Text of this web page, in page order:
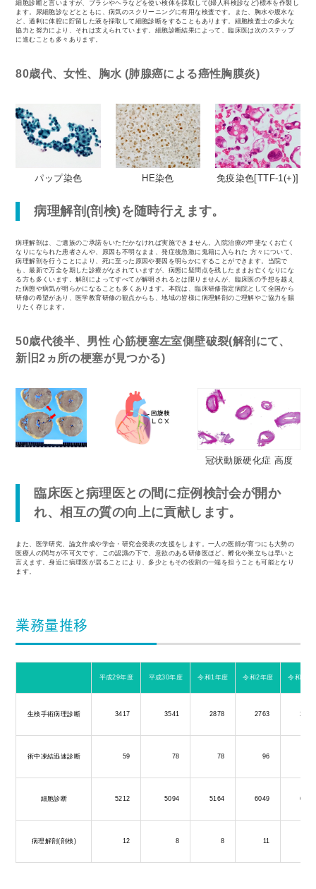
細胞診断と言いますが、ブラシやヘラなどを使い検体を採取して(婦人科検診など)標本を作製し
ます。尿細胞診などとともに、病気のスクリーニングに有用な検査です。また、胸水や腹水な
ど、過剰に体腔に貯留した液を採取して細胞診断をすることもあります。細胞検査士の多大な
協力と努力により、それは支えられています。細胞診断結果によって、臨床医は次のステップ
に進むことも多々あります。
80歳代、女性、胸水 (肺腺癌による癌性胸膜炎)
パップ染色 HE染色 免疫染色[TTF-1(+)]
病理解剖(剖検)を随時行えます。
病理解剖は、ご遺族のご承諾をいただかなければ実施できません。入院治療の甲斐なくお亡く
なりになられた患者さんや、原因も不明なまま、発症後急激に⻤籍に入られた 方々について、
病理解剖を行うことにより、死に至った原因や要因を明らかにすることができます。当院で
も、最新で万全を期した診療がなされていますが、病態に疑問点を残したままお亡くなりにな
る方も多くいます。解剖によってすべてが解明されるとは限りませんが、臨床医の予想を越え
た病態や病気が明らかになることも多くあります。本院は、臨床研修指定病院として全国から
研修の希望があり、医学教育研修の観点からも、地域の皆様に病理解剖のご理解やご協力を賜
りたく存じます。
50歳代後半、男性 心筋梗塞左室側壁破裂(解剖にて、
新旧2ヵ所の梗塞が見つかる)
冠状動脈硬化症 高度
臨床医と病理医との間に症例検討会が開か
れ、相互の質の向上に貢献します。
また、医学研究、論文作成や学会・研究会発表の支援をします。一人の医師が育つにも大勢の
医療人の関与が不可欠です。この認識の下で、意欲のある研修医ほど、孵化や巣立ちは早いと
言えます。身近に病理医が居ることにより、多少ともその役割の一端を担うことも可能となり
ます。
業務量推移
平成29年度 平成30年度 令和1年度 令和2年度 令和3年
生検手術病理診断 3417 3541 2878 2763 2881
術中凍結迅速診断 59 78 78 96
細胞診断 5212 5094 5164 6049 6129
病理解剖(剖検) 12 8 8 11